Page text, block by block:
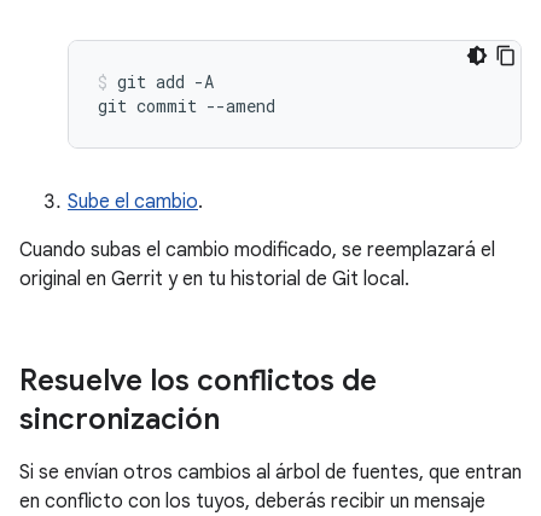
git add -A
git commit --amend
Sube el cambio.
Cuando subas el cambio modificado, se reemplazará el
original en Gerrit y en tu historial de Git local.
Resuelve los conflictos de
sincronización
Si se envían otros cambios al árbol de fuentes, que entran
en conflicto con los tuyos, deberás recibir un mensaje